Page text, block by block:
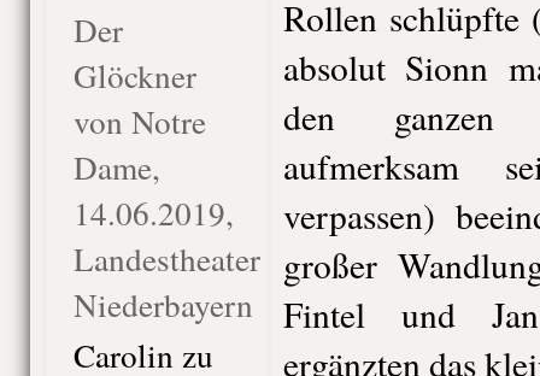
Der
Glöckner
von Notre
Dame,
14.06.2019,
Landestheater
Niederbayern
Carolin zu
Rollen schlüpfte
absolut Sionn
den ganzen
aufmerksam
verpassen)
großer
Fintel und
ergänzten das